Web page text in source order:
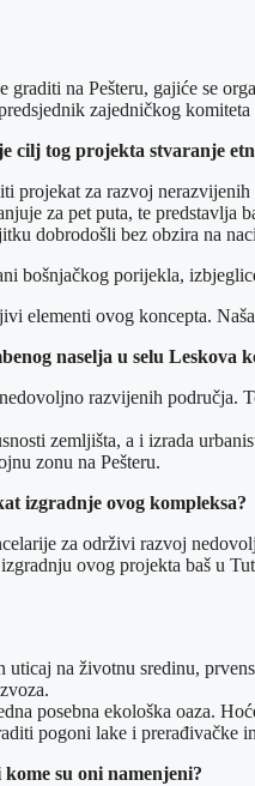
na Pešteru, gajiće se
zajedničkog komiteta
cilj tog projekta stvaranje
projekat za razvoj
za pet puta, te
dobrodošli bez obzira na
bošnjačkog porijekla,
elementi ovog koncepta.
naselja u selu Leskova
razvijenih
zemljišta, a i izrada
zonu na Pešteru.
izgradnje ovog kompleksa?
za održivi razvoj
ovog projekta baš u
na životnu sredinu,
posebna ekološka oaza.
pogoni lake i prerađivačke
su oni namenjeni?